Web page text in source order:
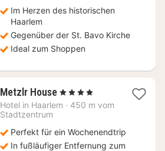
€
Im Herzen des historischen
Haarlem
Gegenüber der St. Bavo Kirche
Ideal zum Shoppen
Metzlr House2
Nächte
€
, 4 Sterne
Hotel in Haarlem · 450 m vom
Stadtzentrum
Perfekt für ein Wochenendtrip
In fußläufiger Entfernung zum